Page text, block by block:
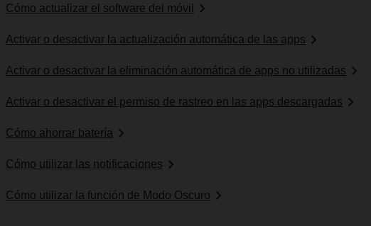
Cómo actualizar el software del móvil
Activar o desactivar la actualización automática de las apps
Activar o desactivar la eliminación automática de apps no utilizadas
Activar o desactivar el permiso de rastreo en las apps descargadas
Cómo ahorrar batería
Cómo utilizar las notificaciones
Cómo utilizar la función de Modo Oscuro